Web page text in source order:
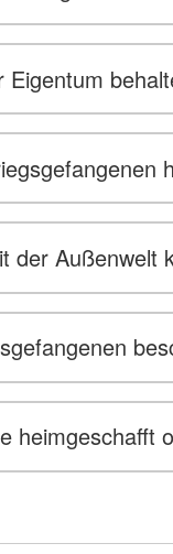
der Außenwelt
heimgeschafft